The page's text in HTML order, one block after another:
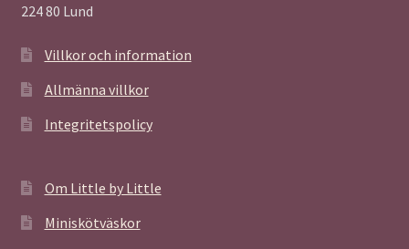
224 80 Lund
Villkor och information
Allmänna villkor
Integritetspolicy
Om Little by Little
Miniskötväskor